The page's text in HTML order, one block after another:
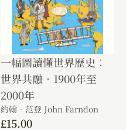
一幅圖讀懂世界歷史︰
世界共融．1900年至
2000年
約翰．范登 John Farndon
£15.00